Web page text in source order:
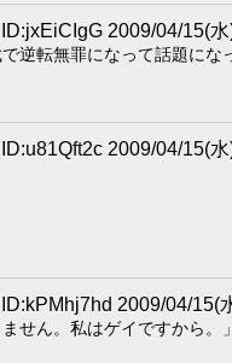
ID:jxEiCIgG 2009/04/15(
逆転無罪になって話題にな
ID:u81Qft2c 2009/04/15(
ID:kPMhj7hd 2009/04/15(
せん。私はゲイですから。」